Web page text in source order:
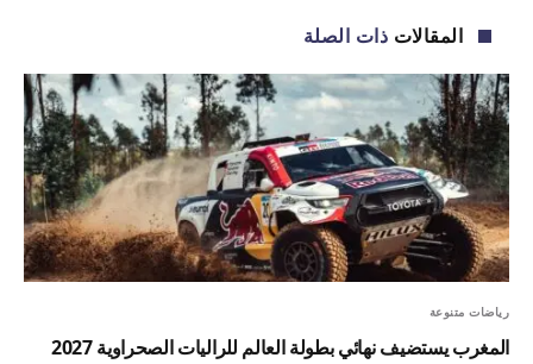
المقالات ذات الصلة
رياضات متنوعة
المغرب يستضيف نهائي بطولة العالم للراليات الصحراوية 2027